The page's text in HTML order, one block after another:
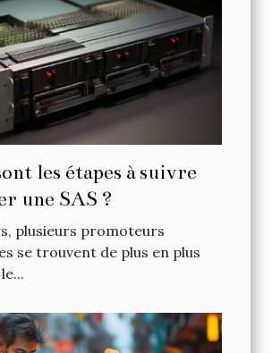
les étapes à suivre
une SAS ?
plusieurs promoteurs
se trouvent de plus en plus